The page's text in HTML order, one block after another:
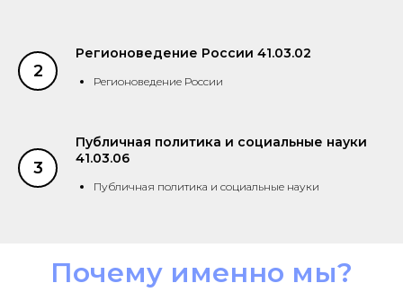
2
Регионоведение России 41.03.02
Регионоведение России
3
Публичная политика и социальные науки
41.03.06
Публичная политика и социальные науки
Почему именно мы?